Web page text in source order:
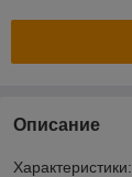
Описание
Характеристики: